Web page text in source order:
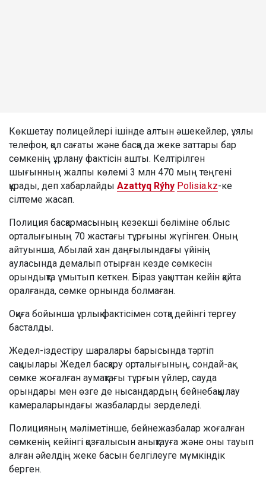
Көкшетау полицейлері ішінде алтын әшекейлер, ұялы
телефон, қол сағаты және басқа да жеке заттары бар
сөмкенің ұрлану фактісін ашты. Келтірілген
шығынның жалпы көлемі 3 млн 470 мың теңгені
құрады, деп хабарлайды Azattyq Rýhy Polisia.kz-ке
сілтеме жасап.
Полиция басқармасының кезекші бөліміне облыс
орталығының 70 жастағы тұрғыны жүгінген. Оның
айтуынша, Абылай хан даңғылындағы үйінің
ауласында демалып отырған кезде сөмкесін
орындықта ұмытып кеткен. Біраз уақыттан кейін қайта
оралғанда, сөмке орнында болмаған.
Оқиға бойынша ұрлық фактісімен сотқа дейінгі тергеу
басталды.
Жедел-іздестіру шаралары барысында тәртіп
сақшылары Жедел басқару орталығының, сондай-ақ
сөмке жоғалған аумақтағы тұрғын үйлер, сауда
орындары мен өзге де нысандардың бейнебақылау
камераларындағы жазбаларды зерделеді.
Полицияның мәліметінше, бейнежазбалар жоғалған
сөмкенің кейінгі қозғалысын анықтауға және оны тауып
алған әйелдің жеке басын белгілеуге мүмкіндік
берген.